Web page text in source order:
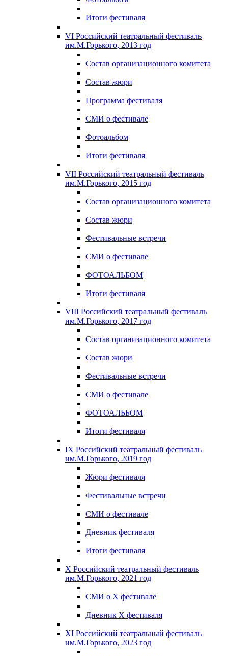
Итоги фестиваля
VI Российский театральный фестиваль
им.М.Горького, 2013 год
Состав организационного комитета
Состав жюри
Программа фестиваля
СМИ о фестивале
Фотоальбом
Итоги фестиваля
VII Российский театральный фестиваль
им.М.Горького, 2015 год
Состав организационного комитета
Состав жюри
Фестивальные встречи
СМИ о фестивале
ФОТОАЛЬБОМ
Итоги фестиваля
VIII Российский театральный фестиваль
им.М.Горького, 2017 год
Состав организационного комитета
Состав жюри
Фестивальные встречи
СМИ о фестивале
ФОТОАЛЬБОМ
Итоги фестиваля
IX Российский театральный фестиваль
им.М.Горького, 2019 год
Жюри фестиваля
Фестивальные встречи
СМИ о фестивале
Дневник фестиваля
Итоги фестиваля
X Российский театральный фестиваль
им.М.Горького, 2021 год
СМИ о X фестивале
Дневник X фестиваля
XI Российский театральный фестиваль
им.М.Горького, 2023 год